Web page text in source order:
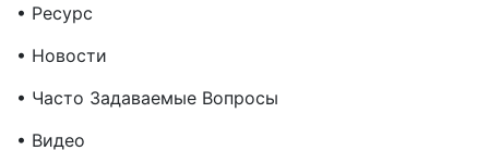
• Ресурс
• Новости
• Часто Задаваемые Вопросы
• Видео